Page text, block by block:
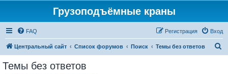
Грузоподъёмные краны
FAQ Вход
Регистрация
Центральный сайт Список форумов Поиск Темы без ответов
Темы без ответов